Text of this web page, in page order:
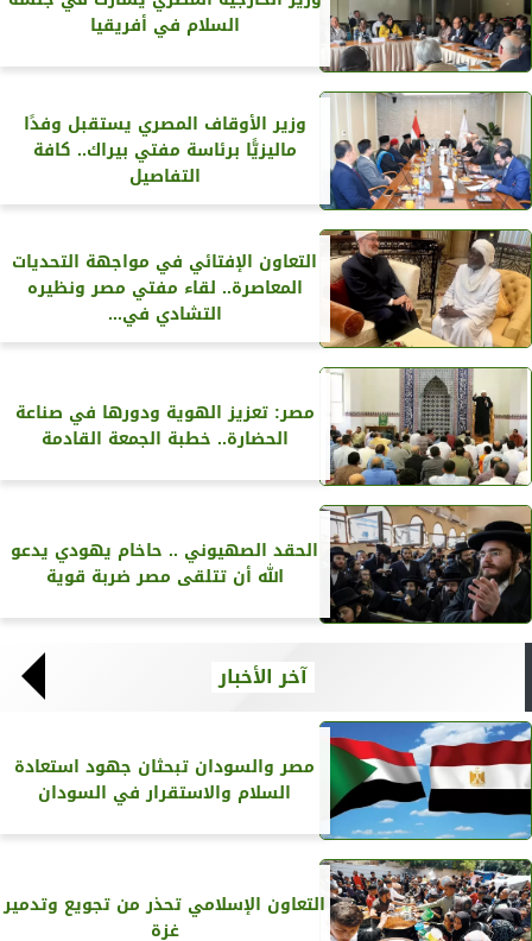
السلام في أفريقيا
وزير الأوقاف المصري يستقبل وفدًا
ماليزيًّا برئاسة مفتي بيراك.. كافة
التفاصيل
التعاون الإفتائي في مواجهة التحديات
المعاصرة.. لقاء مفتي مصر ونظيره
التشادي في...
مصر: تعزيز الهوية ودورها في صناعة
الحضارة.. خطبة الجمعة القادمة
الحقد الصهيوني .. حاخام يهودي يدعو
الله أن تتلقى مصر ضربة قوية
آخر الأخبار
مصر والسودان تبحثان جهود استعادة
السلام والاستقرار في السودان
التعاون الإسلامي تحذر من تجويع وتدمير
غزة